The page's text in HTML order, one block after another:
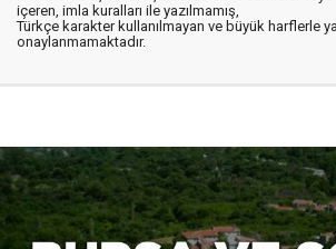
içeren, imla kuralları ile yazılmamış,
Türkçe karakter kullanılmayan ve büyük harflerle
onaylanmamaktadır.